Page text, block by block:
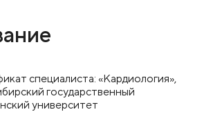
специалиста: «Кардиология»,
государственный
университет